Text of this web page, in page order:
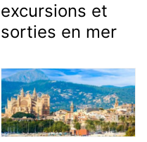
excursions et
sorties en mer